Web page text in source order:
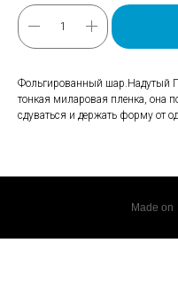
Фольгированный шар.Надутый
тонкая миларовая пленка, она
сдуваться и держать форму от
Made on